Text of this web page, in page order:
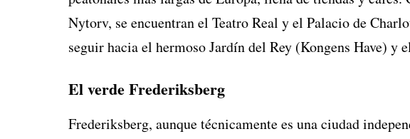
Nytorv, se encuentran el Teatro Real y el Palacio de
seguir hacia el hermoso Jardín del Rey (Kongens Have) y
El verde Frederiksberg
Frederiksberg, aunque técnicamente es una ciudad